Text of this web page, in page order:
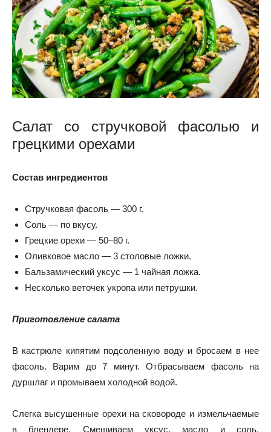
Салат со стручковой фасолью и
грецкими орехами
Состав ингредиентов
Стручковая фасоль — 300 г.
Соль — по вкусу.
Грецкие орехи — 50–80 г.
Оливковое масло — 3 столовые ложки.
Бальзамический уксус — 1 чайная ложка.
Несколько веточек укропа или петрушки.
Приготовление салата
В кастрюле кипятим подсоленную воду и бросаем в нее
фасоль. Варим до 7 минут.Отбрасываем фасоль на
дуршлаг и промываем холодной водой.
Слегка высушенные орехи на сковороде и измельчаемые
в блендере. Смешиваем уксус, масло и соль.